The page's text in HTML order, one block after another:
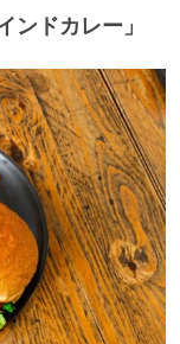
ンドカレー」